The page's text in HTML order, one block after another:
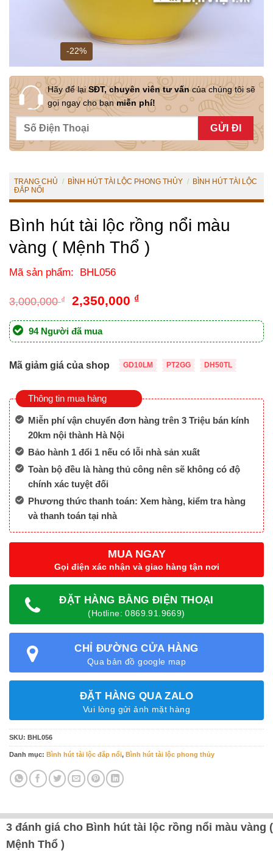
-22%
Hãy để lạiSĐT, chuyên viên tư vấncủa chúng tôi sẽ
gọi ngay cho bạnmiễn phí!
TRANG CHỦ / BÌNH HÚT TÀI LỘC PHONG THỦY / BÌNH HÚT TÀI LỘC
ĐẮP NỔI
Bình hút tài lộc rồng nổi màu
vàng ( Mệnh Thổ )
Mã sản phẩm: BHL056
3,000,000₫
Giá
là:
3,000,000 ₫.
2,350,000 ₫Giá
tại
là:
94 Người đã mua
Mã giảm giá của shop GD10LM PT2GG DH50TL
Thông tin mua hàng
Miễn phí vận chuyển đơn hàng trên 3 Triệu bán kính
20km nội thành Hà Nội
Bảo hành 1 đổi 1 nếu có lỗi nhà sản xuất
Toàn bộ đều là hàng thủ công nên sẽ không có độ
chính xác tuyệt đối
Phương thức thanh toán: Xem hàng, kiểm tra hàng
và thanh toán tại nhà
MUA NGAY
Gọi điện xác nhận và giao hàng tận nơi
ĐẶT HÀNG BẰNG ĐIỆN THOẠI
(Hotline: 0869.91.9669)
CHỈ ĐƯỜNG CỬA HÀNG
Qua bản đồ google map
ĐẶT HÀNG QUA ZALO
Vui lòng gửi ảnh mặt hàng
SKU: BHL056
Danh mục: Bình hút tài lộc đắp nổi, Bình hút tài lộc phong thủy
3 đánh giá cho Bình hút tài lộc rồng nổi màu vàng (
Mệnh Thổ )